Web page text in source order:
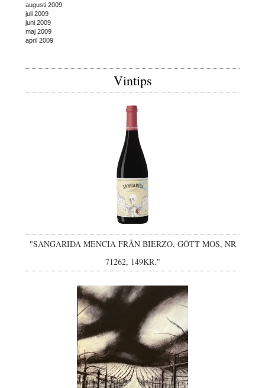
augusti 2009
juli 2009
juni 2009
maj 2009
april 2009
Vintips
"SANGARIDA MENCIA FRÅN BIERZO, GÔTT MOS, NR
71262, 149KR."